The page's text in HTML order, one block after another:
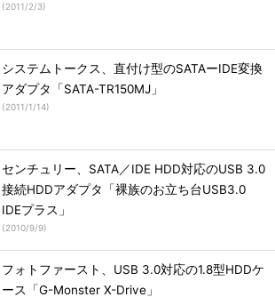
(2011/2/3)
システムトークス、直付け型のSATAーIDE変換
アダプタ「SATA-TR150MJ」
(2011/1/14)
センチュリー、SATA／IDE HDD対応のUSB 3.0
接続HDDアダプタ「裸族のお立ち台USB3.0
IDEプラス」
(2010/9/9)
フォトファースト、USB 3.0対応の1.8型HDDケ
ース「G-Monster X-Drive」